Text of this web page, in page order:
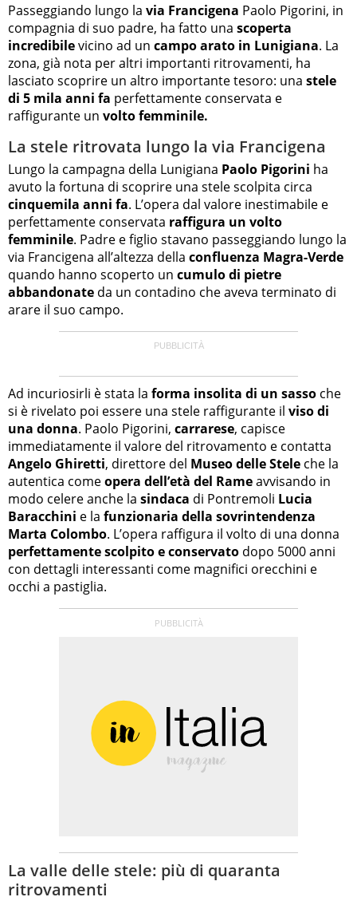
Passeggiando lungo la via Francigena Paolo Pigorini, in
compagnia di suo padre, ha fatto una scoperta
incredibilevicino ad un campo arato in Lunigiana. La
zona, già nota per altri importanti ritrovamenti, ha
lasciato scoprire un altro importante tesoro: una stele
di 5 mila anni fa perfettamente conservata e
raffigurante un volto femminile.
La stele ritrovata lungo la via Francigena
Lungo la campagna della Lunigiana Paolo Pigorini ha
avuto la fortuna di scoprire una stele scolpita circa
cinquemila anni fa. L’opera dal valore inestimabile e
perfettamente conservata raffigura un volto
femminile. Padre e figlio stavano passeggiando lungo la
via Francigena all’altezza della confluenza Magra-Verde
quando hanno scoperto un cumulo di pietre
abbandonate da un contadino che aveva terminato di
arare il suo campo.
Ad incuriosirli è stata la forma insolita di un sasso che
si è rivelato poi essere una stele raffigurante il viso di
una donna. Paolo Pigorini, carrarese, capisce
immediatamente il valore del ritrovamento e contatta
Angelo Ghiretti, direttore del Museo delle Stele che la
autentica comeopera dell’età del Rameavvisando in
modo celere anche la sindaca di Pontremoli Lucia
Baracchini e la funzionaria della sovrintendenza
Marta Colombo. L’opera raffigura il volto di una donna
perfettamente scolpito e conservato dopo 5000 anni
con dettagli interessanti come magnifici orecchini e
occhi a pastiglia.
La valle delle stele: più di quaranta
ritrovamenti